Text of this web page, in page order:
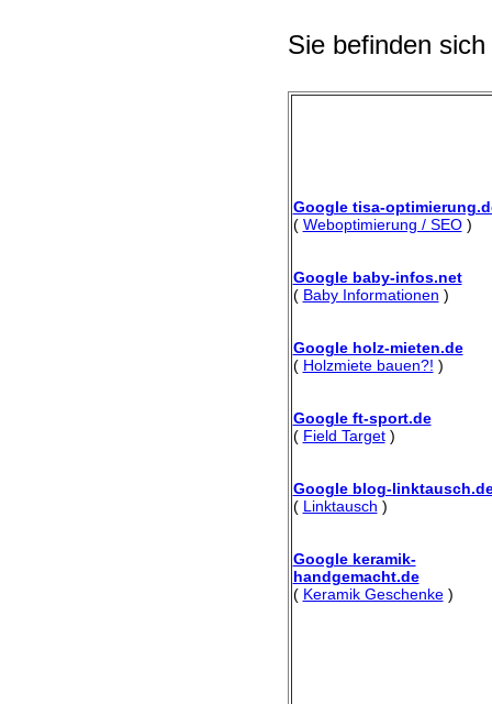
Sie befinden
Google tisa-
( Weboptimierung / SEO)
Google baby-infos.net
( Baby Informationen )
Google holz-mieten.de
( Holzmiete bauen?! )
Google ft-sport.de
( Field Target)
Google blog-
( Linktausch )
Google keramik-
handgemacht.de
( Keramik Geschenke)